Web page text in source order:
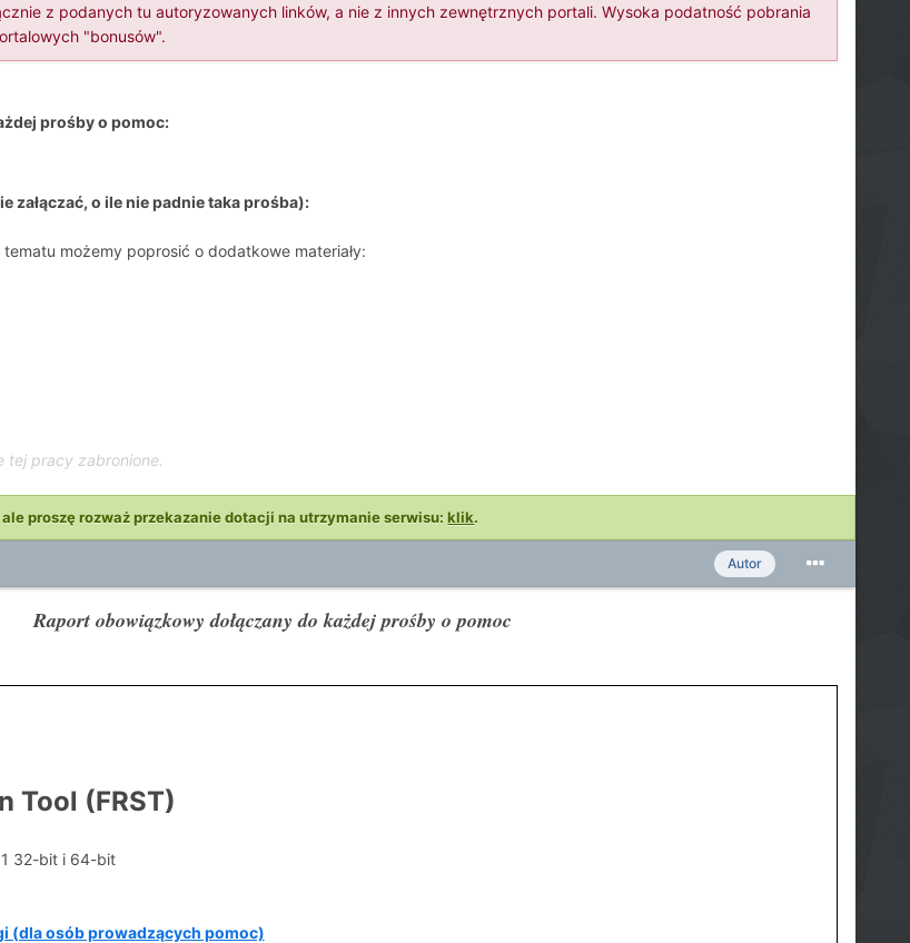
z podanych tu autoryzowanych linków, a nie z innych zewnętrznych portali. Wysoka podatność pobrania
"bonusów".
prośby o pomoc:
załączać, o ile nie padnie taka prośba):
możemy poprosić o dodatkowe materiały:
tej pracy zabronione.
proszę rozważ przekazanie dotacji na utrzymanie serwisu:klik.
Autor
Raport obowiązkowy dołączany do każdej prośby o pomoc
Tool (FRST)
32-bit i 64-bit
(dla osób prowadzących pomoc)